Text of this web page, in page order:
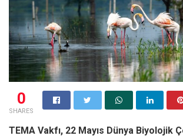
0
SHARES
TEMA Vakfı, 22 Mayıs Dünya Biyolojik